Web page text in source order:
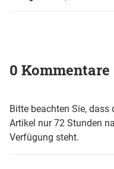
0 Kommentare
Bitte beachten Sie,
Artikel nur 72 Stunden
Verfügung steht.